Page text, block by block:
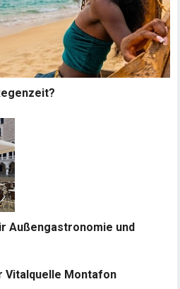
Außengastronomie und
Vitalquelle Montafon